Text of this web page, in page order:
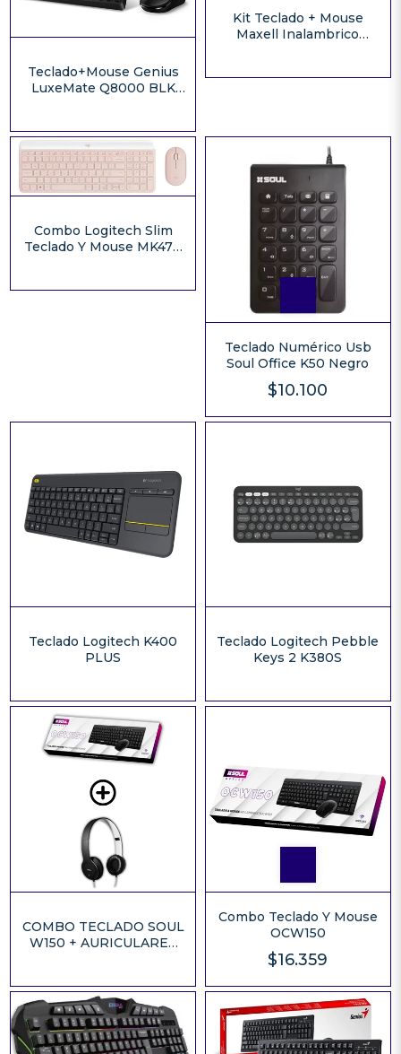
Teclado+Mouse Genius
LuxeMate Q8000 BLK
Kit Teclado + Mouse
Maxell Inalambrico
Combo Logitech Slim
Teclado Y Mouse MK470
Teclado Numérico Usb
Soul Office K50 Negro
$10.100
Teclado Logitech K400
PLUS
Teclado Logitech Pebble
Keys 2 K380S
COMBO TECLADO SOUL
W150 + AURICULARES
Combo Teclado Y Mouse
OCW150
$16.359